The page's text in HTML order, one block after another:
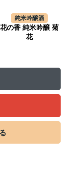
純米吟醸酒
花の香 純米吟醸 菊
花